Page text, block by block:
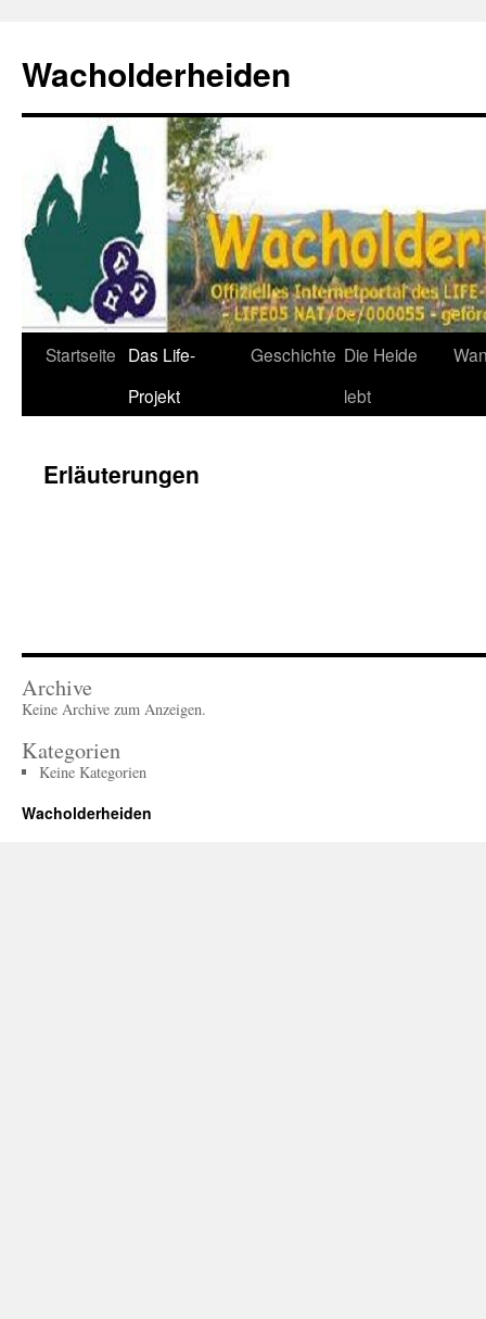
springen
Wacholderheiden
Startseite Das Life-
Projekt
Geschichte Die Heide
lebt
Erläuterungen
Archive
Keine Archive zum Anzeigen.
Kategorien
Keine Kategorien
Wacholderheiden